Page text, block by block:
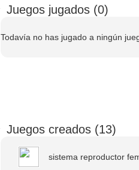
Juegos jugados (0)
Todavía no has jugado a ningún
Juegos creados (13)
sistema reproductor